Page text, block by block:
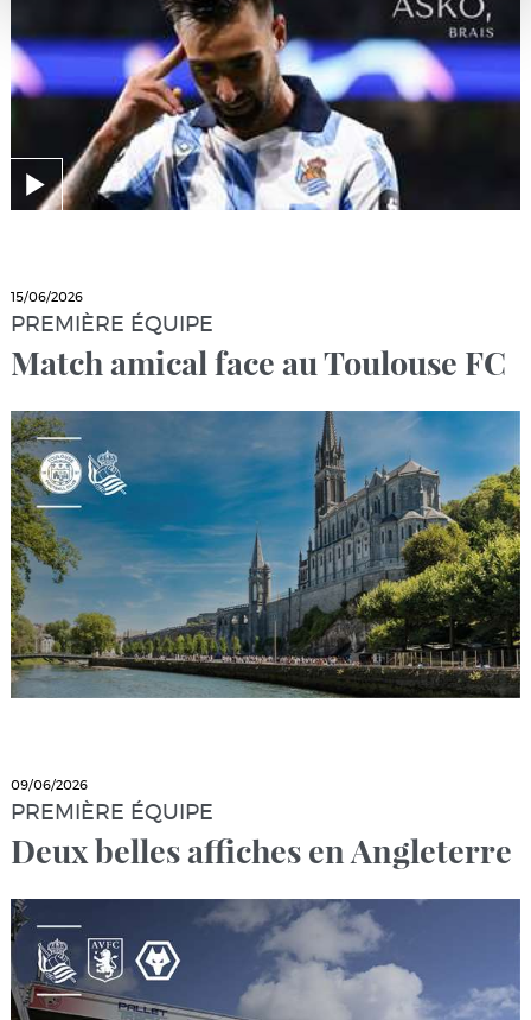
15/06/2026
PREMIÈRE ÉQUIPE
Match amical face au Toulouse FC
09/06/2026
PREMIÈRE ÉQUIPE
Deux belles affiches en Angleterre